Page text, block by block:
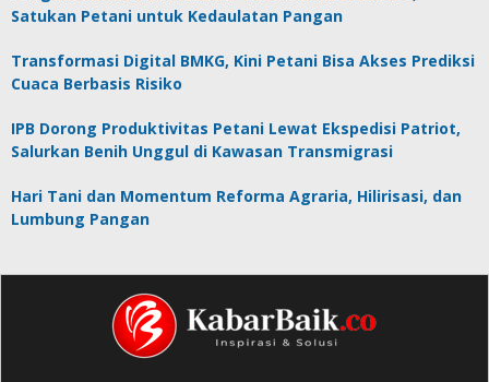
Satukan Petani untuk Kedaulatan Pangan
Transformasi Digital BMKG, Kini Petani Bisa Akses Prediksi
Cuaca Berbasis Risiko
IPB Dorong Produktivitas Petani Lewat Ekspedisi Patriot,
Salurkan Benih Unggul di Kawasan Transmigrasi
Hari Tani dan Momentum Reforma Agraria, Hilirisasi, dan
Lumbung Pangan